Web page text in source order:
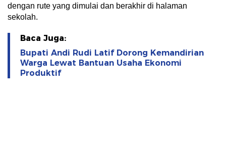
dengan rute yang dimulai dan berakhir di halaman
sekolah.
Baca Juga:
Bupati Andi Rudi Latif Dorong Kemandirian
Warga Lewat Bantuan Usaha Ekonomi
Produktif